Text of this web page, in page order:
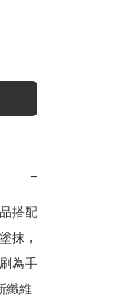
−
搭配
抹，
為手
纖維